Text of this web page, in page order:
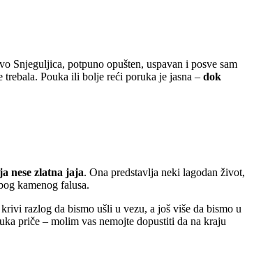
Snjeguljica, potpuno opušten, uspavan i posve sam
Pouka ili bolje reći poruka je jasna – dok
nese zlatna jaja. Ona predstavlja neki lagodan život,
kamenog falusa.
razlog da bismo ušli u vezu, a još više da bismo u
priče – molim vas nemojte dopustiti da na kraju